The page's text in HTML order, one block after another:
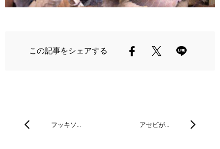
この記事をシェアする
フッキソ… アセビが…